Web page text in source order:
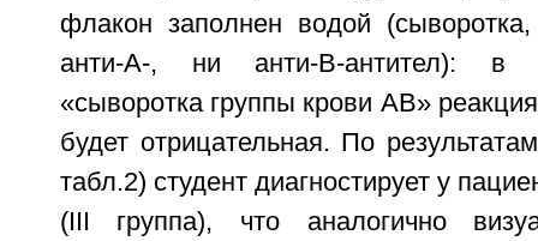
флакон заполнен водой
анти-A-, ни анти-B-антител): в
«сыворотка группы крови АВ»
будет отрицательная. По
табл.2) студент диагностирует у
(III группа), что аналогично